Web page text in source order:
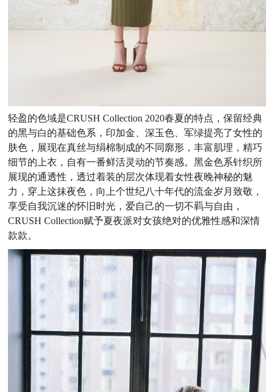
轻盈的色域是CRUSH Collection 2020春夏的特点，保留经典
的黑与白的基础色系，印加金、深玉色、军绿提亮了女性的
肤色，展现在真丝与绢棉制成的不同廓形，丰富肌理，精巧
细节的上衣，自有一番鲜活灵动的节奏感。黑金色系针织所
展现的通透性，透过着装的层次体现着女性夜晚神秘的魅
力，穿上这抹夜色，向上个世纪八十年代的流金岁月致敬，
享受自我沉迷的怀旧时光，爱自己的一切不羁与自由，
CRUSH Collection赋予夏夜派对女孩绝对的优雅性感和深情
款款。